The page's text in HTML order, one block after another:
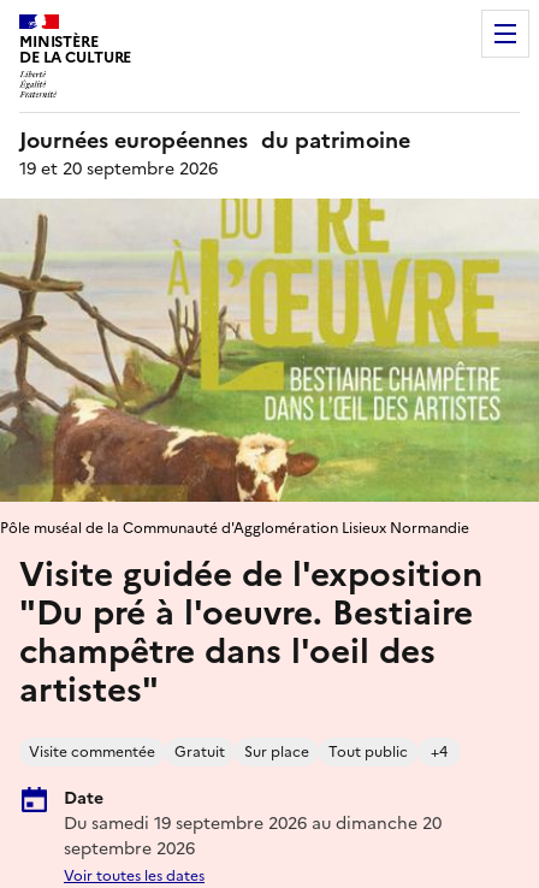
MINISTÈRE
DE LA CULTURE
Journées européennes du patrimoine
19 et 20 septembre 2026
Visite guidée de l'exposition
"Du pré à l'oeuvre. Bestiaire
champêtre dans l'oeil des
artistes"
Visite commentée Gratuit Sur place Tout public +4
Date
Du samedi 19 septembre 2026 au dimanche 20
septembre 2026
Voir toutes les dates
Pôle muséal de la Communauté d'Agglomération Lisieux Normandie